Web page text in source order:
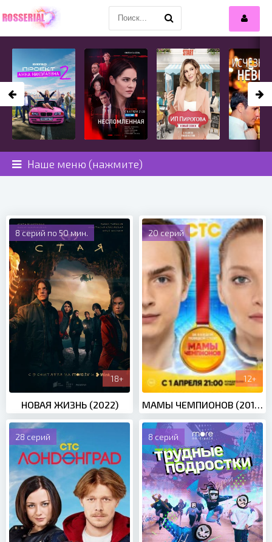
Наше меню (нажмите)
8 серий по 50 мин.
18+
НОВАЯ ЖИЗНЬ (2022)
20 серий
12+
28 серий 8 серий